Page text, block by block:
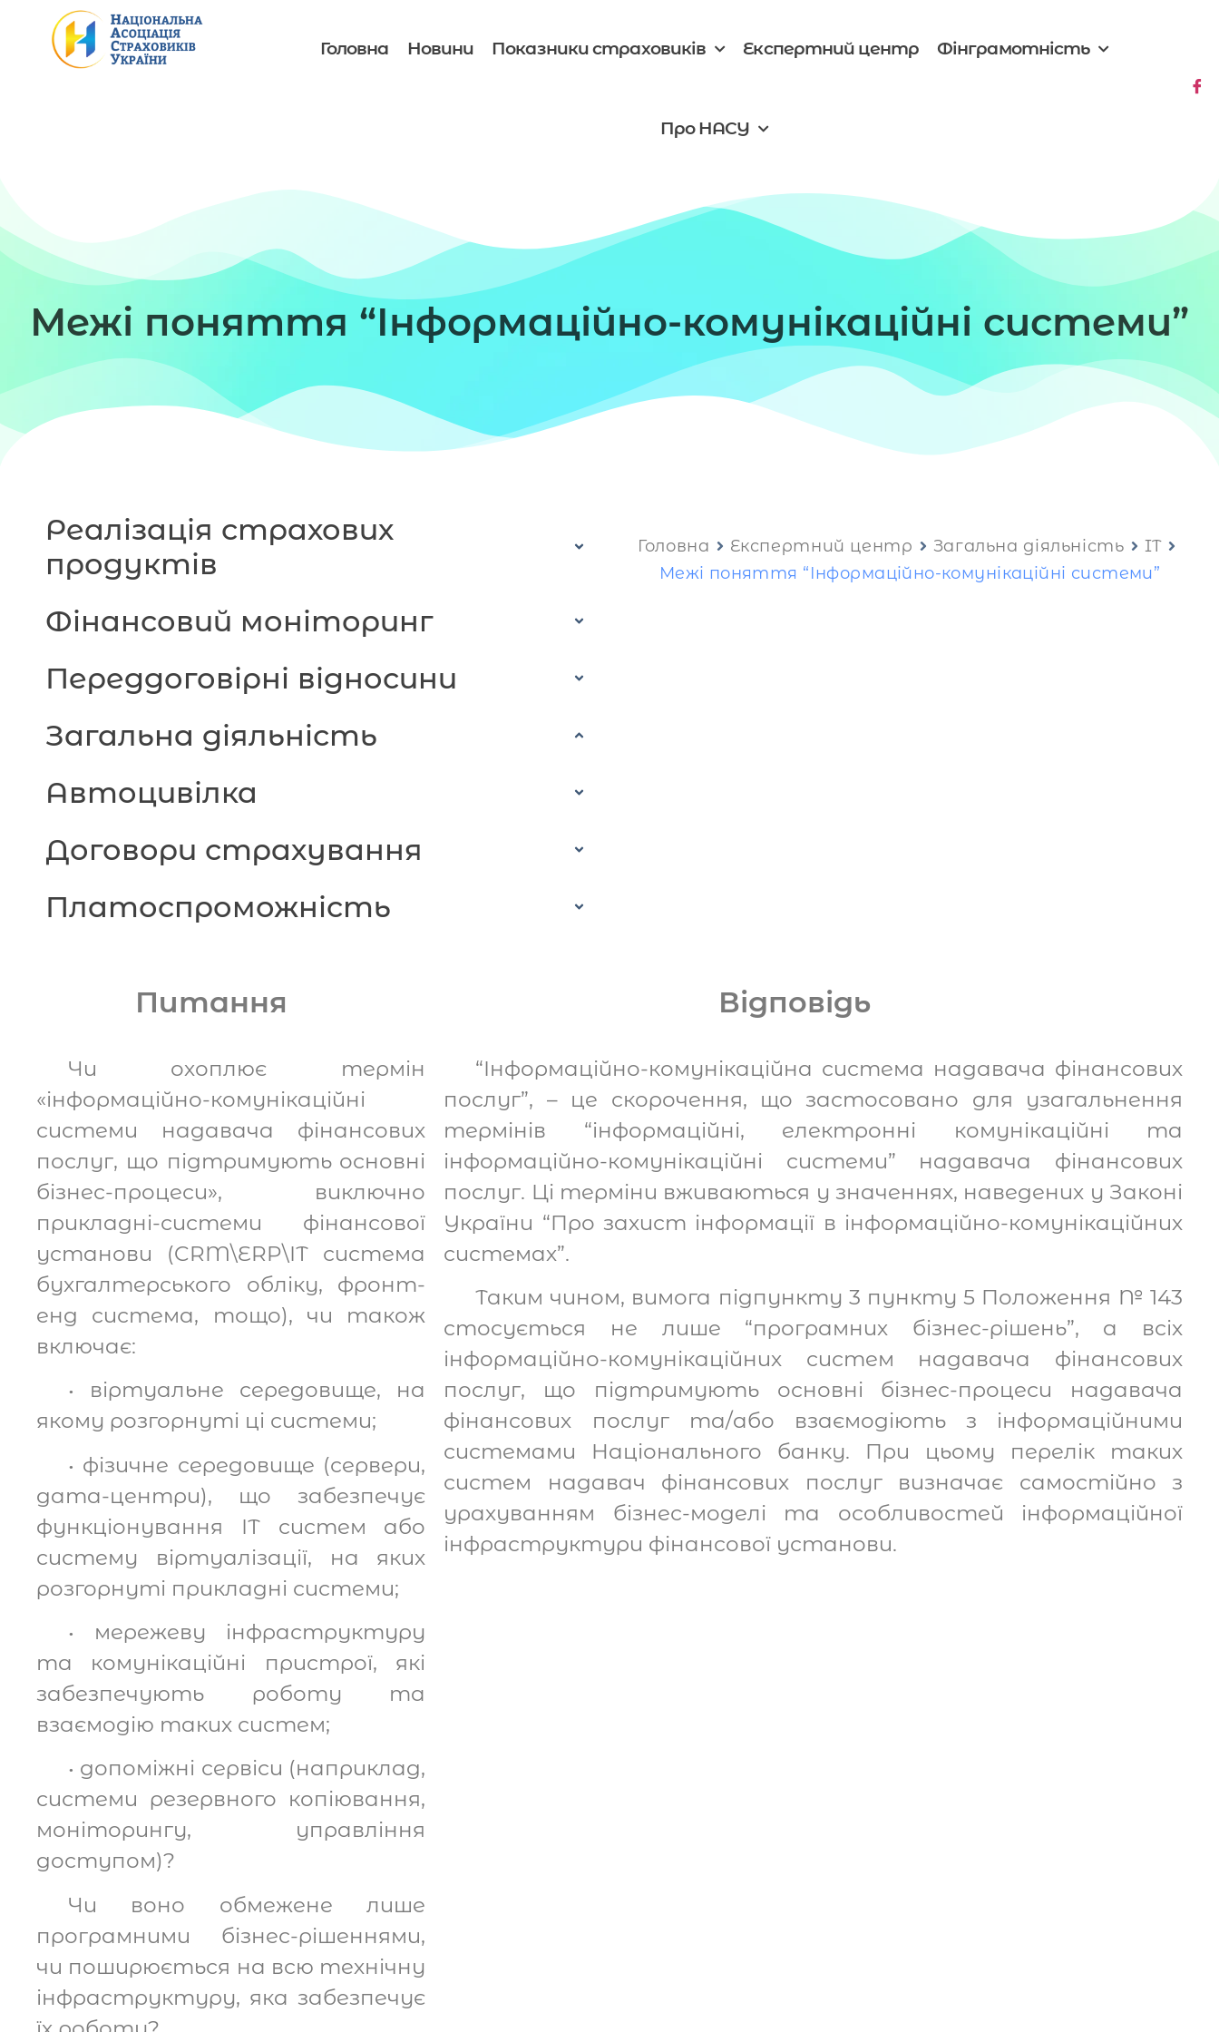
Головна Новини Показники страховиків Експертний центр Фінграмотність
Про НАСУ
Межі поняття “Інформаційно-комунікаційні системи”
Реалізація страхових
продуктів
Фінансовий моніторинг
Переддоговірні відносини
Загальна діяльність
Автоцивілка
Договори страхування
Платоспроможність
Головна Експертний центр Загальна діяльність
IT
Межі поняття “Інформаційно-комунікаційні системи”
Питання Відповідь
Чи охоплює термін
«інформаційно-комунікаційні
системи надавача фінансових
послуг, що підтримують основні
бізнес-процеси», виключно
прикладні-системи фінансової
установи (CRM\ERP\ІТ система
бухгалтерського обліку, фронт-
енд система, тощо), чи також
включає:
• віртуальне середовище, на
якому розгорнуті ці системи;
• фізичне середовище (сервери,
дата-центри), що забезпечує
функціонування ІТ систем або
систему віртуалізації, на яких
розгорнуті прикладні системи;
• мережеву інфраструктуру
та комунікаційні пристрої, які
забезпечують роботу та
взаємодію таких систем;
• допоміжні сервіси (наприклад,
системи резервного копіювання,
моніторингу, управління
доступом)?
Чи воно обмежене лише
програмними бізнес-рішеннями,
чи поширюється на всю технічну
інфраструктуру, яка забезпечує
“Інформаційно-комунікаційна система надавача фінансових
послуг”, – це скорочення, що застосовано для узагальнення
термінів “інформаційні, електронні комунікаційні та
інформаційно-комунікаційні системи” надавача фінансових
послуг. Ці терміни вживаються у значеннях, наведених у Законі
України “Про захист інформації в інформаційно-комунікаційних
системах”.
Таким чином, вимога підпункту 3 пункту 5 Положення № 143
стосується не лише “програмних бізнес-рішень”, а всіх
інформаційно-комунікаційних систем надавача фінансових
послуг, що підтримують основні бізнес-процеси надавача
фінансових послуг та/або взаємодіють з інформаційними
системами Національного банку. При цьому перелік таких
систем надавач фінансових послуг визначає самостійно з
урахуванням бізнес-моделі та особливостей інформаційної
інфраструктури фінансової установи.